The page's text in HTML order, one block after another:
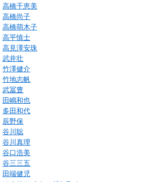
高橋千恵美
高橋尚子
高橋萌木子
高平慎士
高見澤安珠
武井壮
竹澤健介
竹地志帆
武冨豊
田嶋和也
多田和代
辰野保
谷川聡
谷川真理
谷口浩美
谷三三五
田端健児